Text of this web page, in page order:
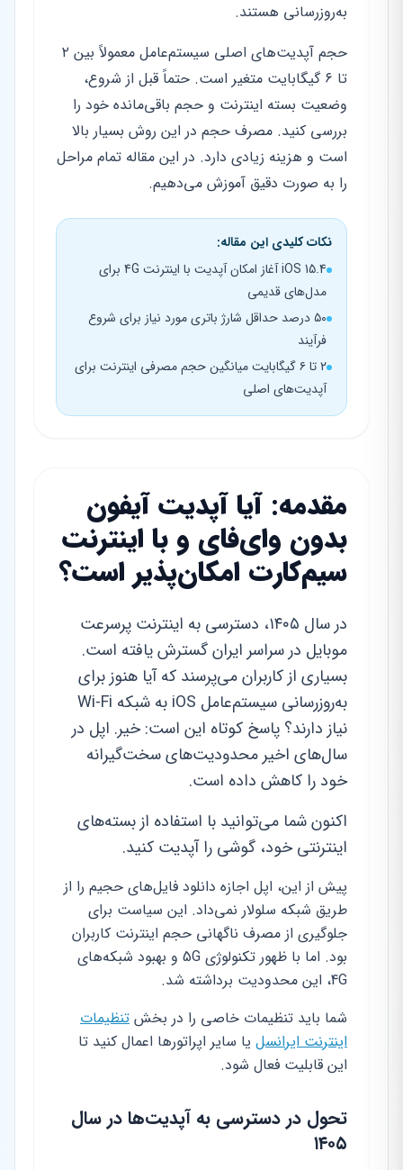
به‌روزرسانی هستند.
حجم آپدیت‌های اصلی سیستم‌عامل معمولاً بین ۲
تا ۶ گیگابایت متغیر است. حتماً قبل از شروع،
وضعیت بسته اینترنت و حجم باقی‌مانده خود را
بررسی کنید. مصرف حجم در این روش بسیار بالا
است و هزینه زیادی دارد. در این مقاله تمام مراحل
را به صورت دقیق آموزش می‌دهیم.
نکات کلیدی این مقاله:
iOS 15.4 آغاز امکان آپدیت با اینترنت 4G برای
مدل‌های قدیمی
۵۰ درصد حداقل شارژ باتری مورد نیاز برای شروع
فرآیند
۲ تا ۶ گیگابایت میانگین حجم مصرفی اینترنت برای
آپدیت‌های اصلی
مقدمه: آیا آپدیت آیفون
بدون وای‌فای و با اینترنت
سیم‌کارت امکان‌پذیر است؟
در سال ۱۴۰۵، دسترسی به اینترنت پرسرعت
موبایل در سراسر ایران گسترش یافته است.
بسیاری از کاربران می‌پرسند که آیا هنوز برای
به‌روزرسانی سیستم‌عامل iOS به شبکه Wi-Fi
نیاز دارند؟ پاسخ کوتاه این است: خیر. اپل در
سال‌های اخیر محدودیت‌های سخت‌گیرانه
خود را کاهش داده است.
اکنون شما می‌توانید با استفاده از بسته‌های
اینترنتی خود، گوشی را آپدیت کنید.
پیش از این، اپل اجازه دانلود فایل‌های حجیم را از
طریق شبکه سلولار نمی‌داد. این سیاست برای
جلوگیری از مصرف ناگهانی حجم اینترنت کاربران
بود. اما با ظهور تکنولوژی 5G و بهبود شبکه‌های
4G، این محدودیت برداشته شد.
شما باید تنظیمات خاصی را در بخش تنظیمات
اینترنت ایرانسل یا سایر اپراتورها اعمال کنید تا
این قابلیت فعال شود.
تحول در دسترسی به آپدیت‌ها در سال
۱۴۰۵